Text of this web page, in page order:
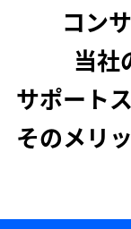
コン
当社
サポート
そのメリ